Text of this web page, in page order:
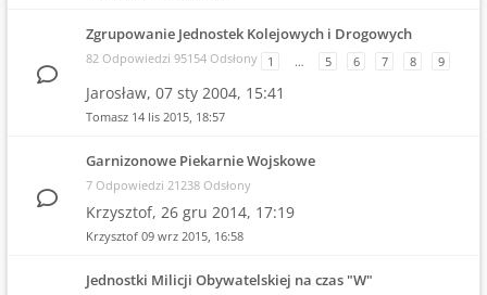
Zgrupowanie Jednostek Kolejowych i Drogowych
82 Odpowiedzi 95154 Odsłony 1 … 5 6 7 8 9
Jarosław, 07 sty 2004, 15:41
Tomasz 14 lis 2015, 18:57
Garnizonowe Piekarnie Wojskowe
7 Odpowiedzi 21238 Odsłony
Krzysztof, 26 gru 2014, 17:19
Krzysztof 09 wrz 2015, 16:58
Jednostki Milicji Obywatelskiej na czas "W"